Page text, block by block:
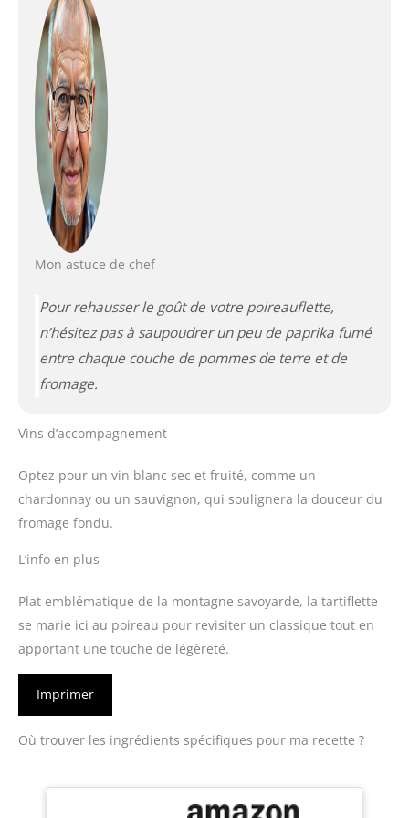
Mon astuce de chef
Pour rehausser le goût de votre poireauflette,
n’hésitez pas à saupoudrer un peu de paprika fumé
entre chaque couche de pommes de terre et de
fromage.
Vins d’accompagnement
Optez pour un vin blanc sec et fruité, comme un
chardonnay ou un sauvignon, qui soulignera la douceur du
fromage fondu.
L’info en plus
Plat emblématique de la montagne savoyarde, la tartiflette
se marie ici au poireau pour revisiter un classique tout en
apportant une touche de légèreté.
Imprimer
Où trouver les ingrédients spécifiques pour ma recette ?